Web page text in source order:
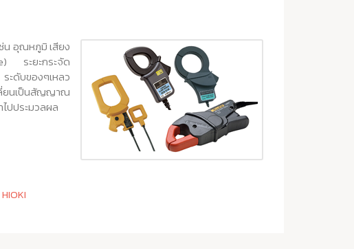
อุณหภูมิ เสียง
ระยะกระจัด
ดับของๆเหลว
ลี่ยนเป็นสัญญาณ
ปประมวลผล
HIOKI